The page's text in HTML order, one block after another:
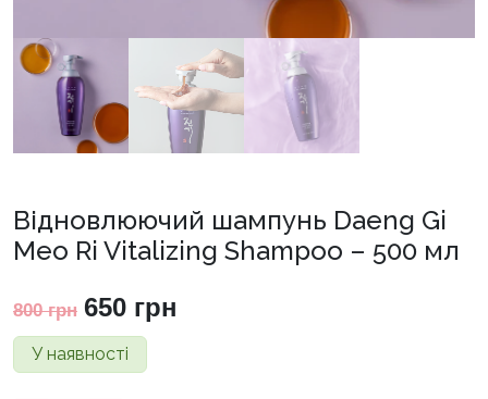
Відновлюючий шампунь Daeng Gi
Meo Ri Vitalizing Shampoo – 500 мл
800грн Оригінальна
ціна:
650 грн
У наявності